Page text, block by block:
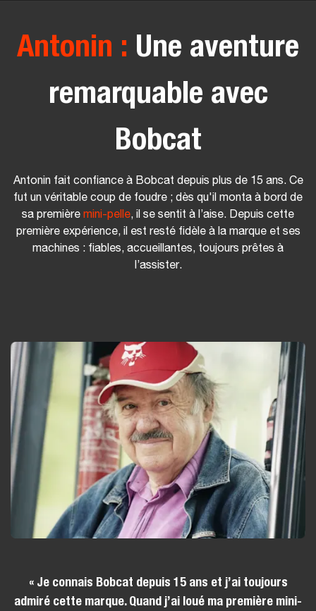
Antonin : Une aventure
remarquable avec
Bobcat
Antonin fait confiance à Bobcat depuis plus de 15 ans. Ce
fut un véritable coup de foudre ; dès qu'il monta à bord de
sa première mini-pelle, il se sentit à l’aise. Depuis cette
première expérience, il est resté fidèle à la marque et ses
machines : fiables, accueillantes, toujours prêtes à
l’assister.
« Je connais Bobcat depuis 15 ans et j’ai toujours
admiré cette marque. Quand j’ai loué ma première mini-